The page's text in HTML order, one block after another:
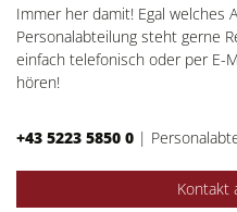
Immer her damit! Egal welches
Personalabteilung steht gerne
einfach telefonisch oder per E-
hören!
+43 5223 5850 0 |
Kontakt